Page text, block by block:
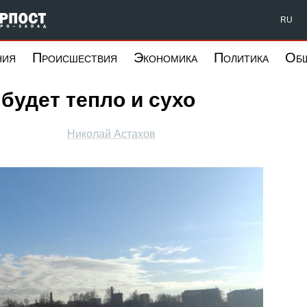
Форпост Северо-Запад RU
Происшествия Экономика Политика
тепло и сухо
Николай Астахов